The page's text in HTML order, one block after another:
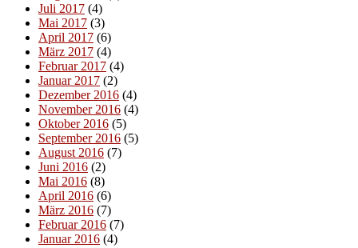
Juli 2017 (4)
Mai 2017 (3)
April 2017 (6)
März 2017 (4)
Februar 2017 (4)
Januar 2017 (2)
Dezember 2016 (4)
November 2016 (4)
Oktober 2016 (5)
September 2016 (5)
August 2016 (7)
Juni 2016 (2)
Mai 2016 (8)
April 2016 (6)
März 2016 (7)
Februar 2016 (7)
Januar 2016 (4)